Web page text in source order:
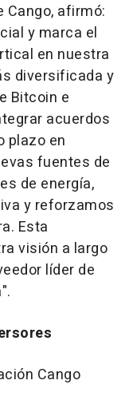
Cango, afirmó:
y marca el
en nuestra
diversificada y
Bitcoin e
acuerdos
plazo en
fuentes de
de energía,
y reforzamos
Esta
visión a largo
líder de
Cango